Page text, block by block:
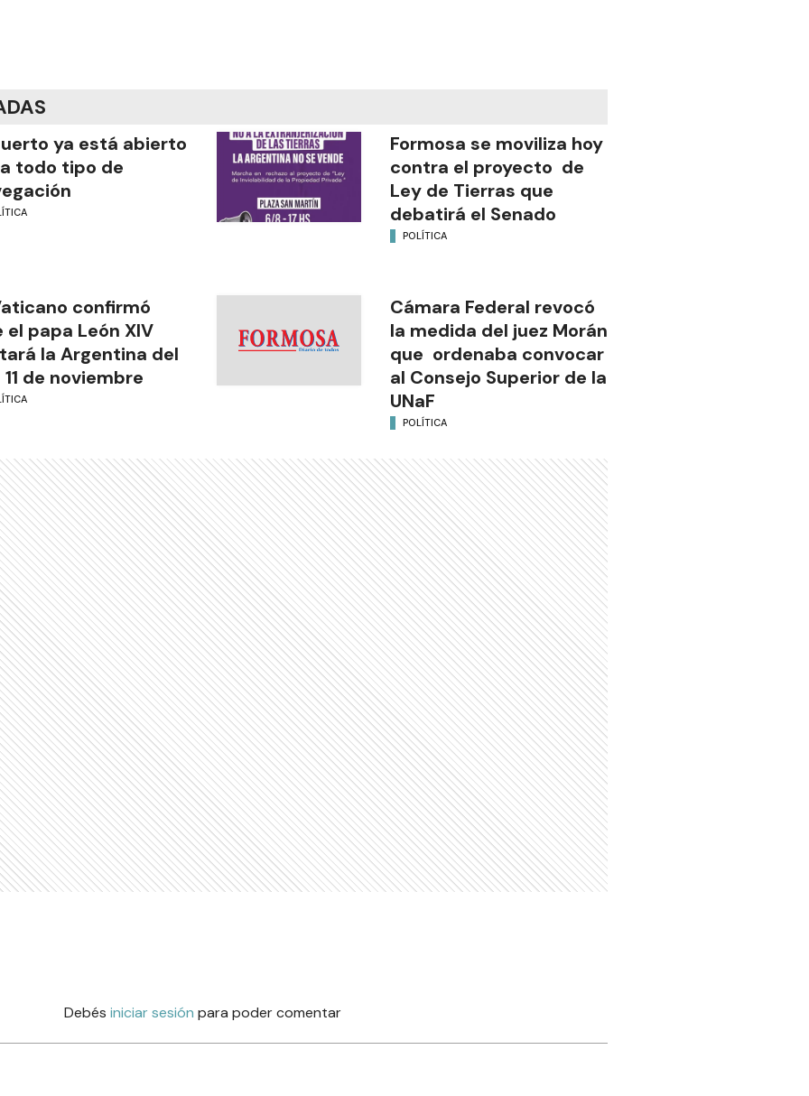
ya está abierto
todo tipo de
Formosa se moviliza hoy
contra el proyecto de
Ley de Tierras que
debatirá el Senado
POLÍTICA
confirmó
el papa León XIV
la Argentina del
11 de noviembre
Cámara Federal revocó
la medida del juez Morán
que ordenaba convocar
al Consejo Superior de la
UNaF
POLÍTICA
Debés iniciar sesión para poder comentar